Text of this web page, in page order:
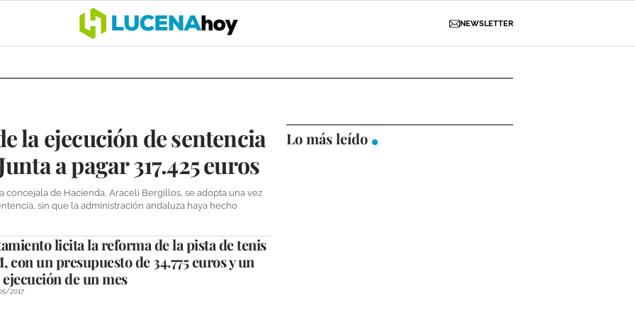
NEWSLETTER
la ejecución de sentencia
a pagar 317.425 euros
concejala de Hacienda, Araceli Bergillos, se adopta una vez
sin que la administración andaluza haya hecho
licita la reforma de la pista de tenis
con un presupuesto de 34.775 euros y un
de un mes
2017
Lo más leído